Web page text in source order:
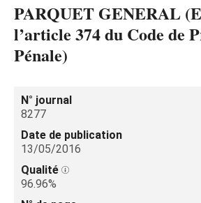
PARQUET GENERAL
l’article 374 du Code de
Pénale)
N° journal
8277
Date de publication
13/05/2016
Qualité
96.96%